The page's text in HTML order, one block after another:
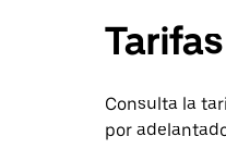
Consulta la
por